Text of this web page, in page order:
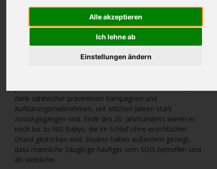
Alle akzeptieren
Ich lehne ab
Einstellungen ändern
kann im ersten Lebensjahr auftreten. Es handelt sich nicht
um eine Krankheit im eigentlichen Sinne, sondern um eine
Ausschlussdiagnose. Diese wird getroffen, wenn keine
andere Ursache für den Tod des Säuglings im Rahmen einer
Autopsie oder aufgrund der Krankengeschichte gefunden
dank zahlreicher präventiven Kampagnen und
Aufklärungsmaßnahmen, seit etlichen Jahren stark
zurückgegangen sind. Ende des 20. Jahrhunderts waren es
noch bis zu 900 Babys, die im Schlaf ohne ersichtlichen
Grund gestorben sind. Studien haben außerdem gezeigt,
dass männliche Säuglinge häufiger vom SDIS betroffen sind
als weibliche.